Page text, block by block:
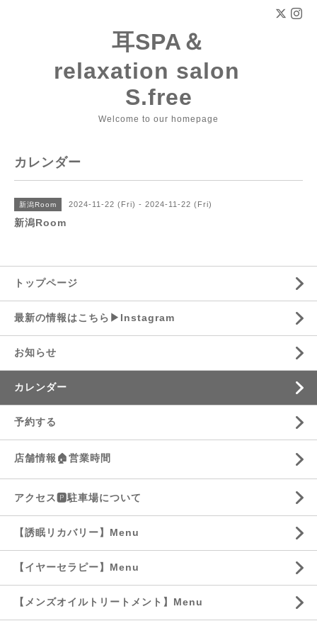
耳SPA＆
relaxation salon
S.free
Welcome to our homepage
カレンダー
新潟Room 2024-11-22 (Fri) - 2024-11-22 (Fri)
新潟Room
トップページ
最新の情報はこちら▶︎Instagram
お知らせ
カレンダー
予約する
店舗情報🏠営業時間
アクセス🅿️駐車場について
【誘眠リカバリー】Menu
【イヤーセラピー】Menu
【メンズオイルトリートメント】Menu